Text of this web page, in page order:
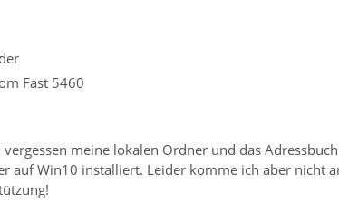
Fast 5460
meine lokalen Ordner und das Adressbuch
auf Win10 installiert. Leider komme ich aber nicht